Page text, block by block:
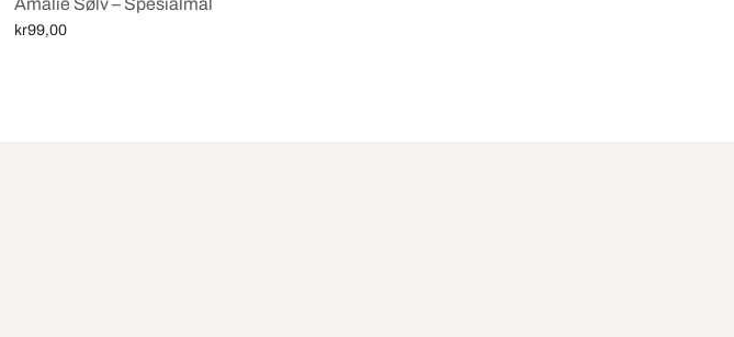
Amalie Sølv – Spesialmål
kr99,00